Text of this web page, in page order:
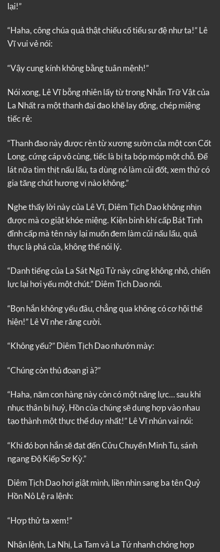
lại!”
“Haha, công chúa quả thật chiếu cố tiểu sư đệ như ta!” Lê
Vĩ vui vẻ nói:
“Vậy cung kính không bằng tuân mệnh!”
Nói xong, Lê Vĩ bỗng nhiên lấy từ trong Nhẫn Trữ Vật của
La Nhất ra một thanh đại đao khẽ lay động, chép miệng
tiếc rẻ:
“Thanh đao này được rèn từ xương sườn của một con Cốt
Long, cứng cáp vô cùng, tiếc là bị ta bóp móp một chỗ. Để
lát nữa tìm thịt nấu lẩu, ta dùng nó làm củi đốt, xem thử có
gia tăng chút hương vị nào không.”
Nghe thấy lời này của Lê Vĩ, Diêm Tịch Dao không nhịn
được mà co giật khóe miệng. Kiện binh khí cấp Bát Tinh
đỉnh cấp mà tên này lại muốn đem làm củi nấu lẩu, quả
thực là phá của, không thể nói lý.
“Danh tiếng của La Sát Ngũ Tử này cũng không nhỏ, chiến
lực lại hơi yếu một chút.” Diêm Tịch Dao nói.
“Bọn hắn không yếu đâu, chẳng qua không có cơ hội thể
hiện!” Lê Vĩ nhe răng cười.
“Không yếu?” Diêm Tịch Dao nhướn mày:
“Chúng còn thủ đoạn gì à?”
“Haha, năm con hàng này còn có một năng lực… sau khi
nhục thân bị huỷ, Hồn của chúng sẽ dung hợp vào nhau
tạo thành một thực thể duy nhất!” Lê Vĩ nhún vai nói:
“Khi đó bọn hắn sẽ đạt đến Cửu Chuyển Minh Tu, sánh
ngang Độ Kiếp Sơ Kỳ.”
Diêm Tịch Dao hơi giật mình, liền nhìn sang ba tên Quỷ
Hồn Nô Lệ ra lệnh:
“Hợp thử ta xem!”
Nhận lệnh, La Nhị, La Tam và La Tứ nhanh chóng hợp